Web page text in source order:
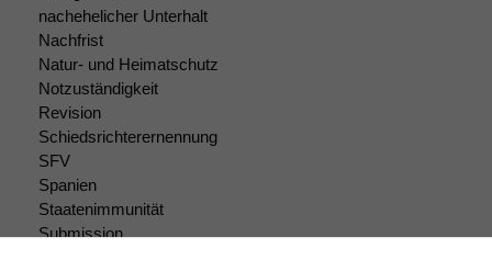
nachehelicher Unterhalt
Nachfrist
Natur- und Heimatschutz
Notzuständigkeit
Revision
Schiedsrichterernennung
SFV
Spanien
Staatenimmunität
Submission